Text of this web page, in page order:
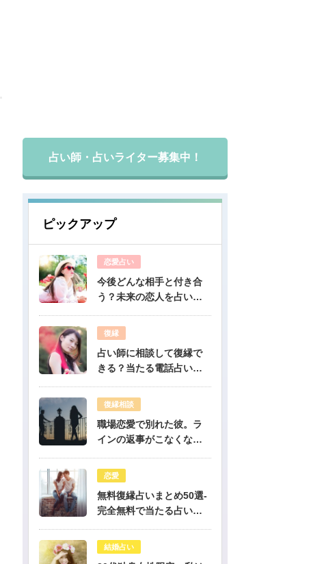
占い師・占いライター募集中！
ピックアップ
恋愛占い
今後どんな相手と付き合
う？未来の恋人を占いま
復縁
占い師に相談して復縁で
きる？当たる電話占い先
復縁相談
職場恋愛で別れた彼。ラ
インの返事がこなくなっ
公開鑑定-無料占い
恋愛
無料復縁占いまとめ50選-
完全無料で当たる占いだ
結婚占い